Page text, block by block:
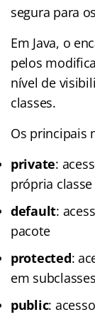
segura para
Em Java, o
pelos
nível de
classes.
Os principais
private:
própria classe
default:
pacote
protected:
em subclasses
public: